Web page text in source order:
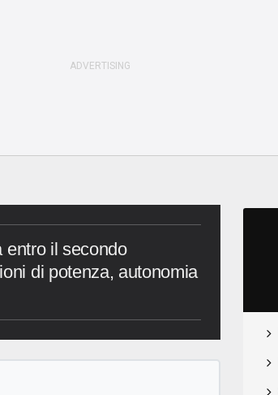
entro il secondo
di potenza, autonomia